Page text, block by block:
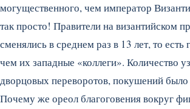
могущественного, чем император
так просто! Правители на византийском
сменялись в среднем раз в 13 лет, то есть
чем их западные «коллеги». Количество
дворцовых переворотов, покушений
Почему же ореол благоговения вокруг